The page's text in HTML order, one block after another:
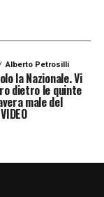
Alberto Petrosilli
la Nazionale. Vi
dietro le quinte
male del